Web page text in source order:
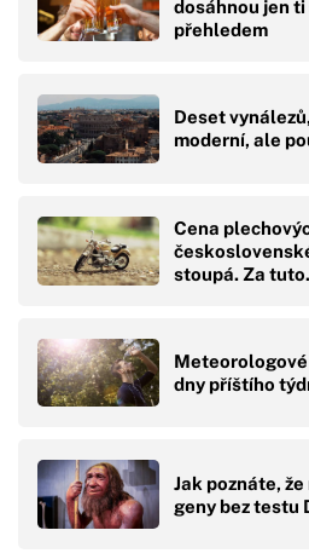
dosáhnou jen
přehledem
Deset
moderní, ale
Cena
stoupá. Za
dny příštího
Jak poznáte,
geny bez testu